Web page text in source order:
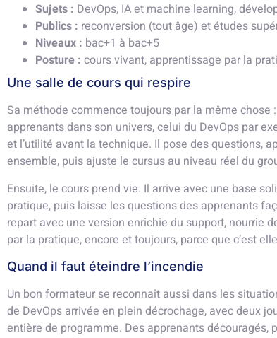
Sujets : DevOps, IA et machine learning,
Publics : reconversion (tout âge) et études
Niveaux : bac+1 à bac+5
Posture : cours vivant, apprentissage par la
Une salle de cours qui respire
Sa méthode commence toujours par la même
apprenants dans son univers, celui du DevOps par
et l’utilité avant la technique. Il pose des questions,
ensemble, puis ajuste le cursus au niveau réel du
Ensuite, le cours prend vie. Il arrive avec une base
pratique, puis laisse les questions des apprenants
repart avec une version enrichie du support, nourrie
par la pratique, encore et toujours, parce que c’est
Quand il faut éteindre l’incendie
Un bon formateur se reconnaît aussi dans les
de DevOps arrivée en plein décrochage, avec deux
entière de programme. Des apprenants découragés,